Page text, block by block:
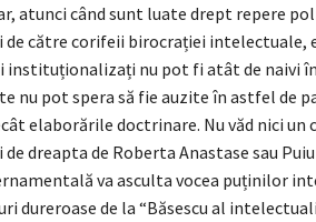
atunci când sunt luate drept repere
de către corifeii birocrației intelectuale,
nu pot fi atât de naivi
nu pot spera să fie auzite în astfel de
elaborările doctrinare. Nu văd nici un
dreapta de Roberta Anastase sau
va asculta vocea puținilor
dureroase de la “Băsescu al